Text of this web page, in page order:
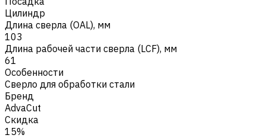
Цилиндр
Длина сверла (OAL), мм
103
Длина рабочей части сверла (LCF), мм
61
Особенности
Сверло для обработки стали
Бренд
AdvaCut
Скидка
15%